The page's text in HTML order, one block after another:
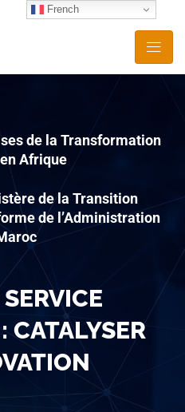
de la Transformation
Afrique
de la Transition
de l’Administration
SERVICE
CATALYSER
French